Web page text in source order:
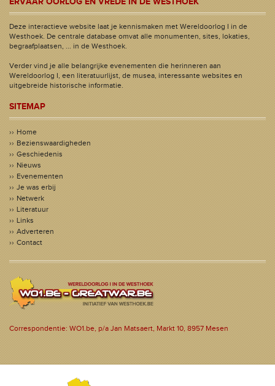
Deze interactieve website laat je kennismaken met Wereldoorlog I in de
Westhoek. De centrale database omvat alle monumenten, sites, lokaties,
begraafplaatsen, ... in de Westhoek.
Verder vind je alle belangrijke evenementen die herinneren aan
Wereldoorlog I, een literatuurlijst, de musea, interessante websites en
uitgebreide historische informatie.
SITEMAP
Home
Bezienswaardigheden
Geschiedenis
Nieuws
Evenementen
Je was erbij
Netwerk
Literatuur
Links
Adverteren
Contact
Correspondentie: WO1.be, p/a Jan Matsaert, Markt 10, 8957 Mesen